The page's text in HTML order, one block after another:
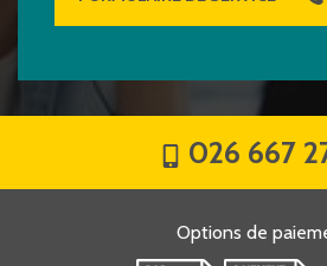
026 667
Options de